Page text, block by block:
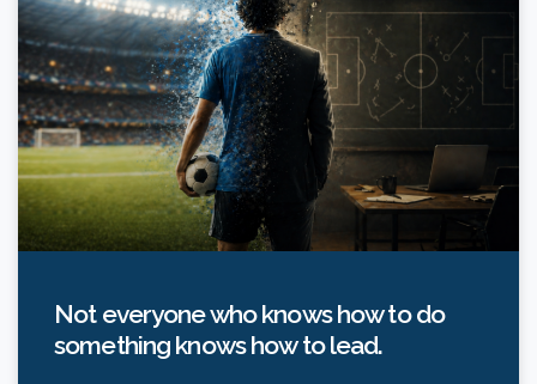
Not everyone who knows how to do
something knows how to lead.